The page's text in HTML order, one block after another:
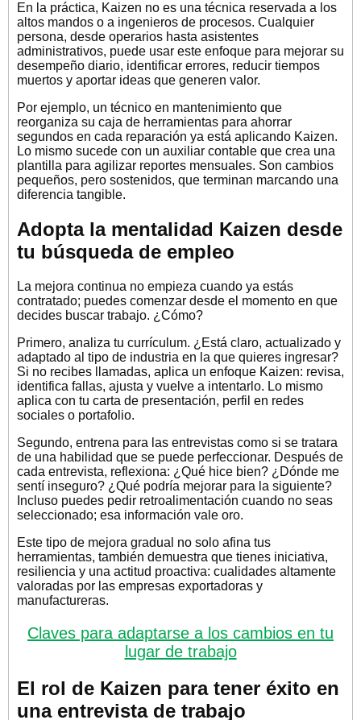
En la práctica, Kaizen no es una técnica reservada a los
altos mandos o a ingenieros de procesos. Cualquier
persona, desde operarios hasta asistentes
administrativos, puede usar este enfoque para mejorar su
desempeño diario, identificar errores, reducir tiempos
muertos y aportar ideas que generen valor.
Por ejemplo, un técnico en mantenimiento que
reorganiza su caja de herramientas para ahorrar
segundos en cada reparación ya está aplicando Kaizen.
Lo mismo sucede con un auxiliar contable que crea una
plantilla para agilizar reportes mensuales. Son cambios
pequeños, pero sostenidos, que terminan marcando una
diferencia tangible.
Adopta la mentalidad Kaizen desde
tu búsqueda de empleo
La mejora continua no empieza cuando ya estás
contratado; puedes comenzar desde el momento en que
decides buscar trabajo. ¿Cómo?
Primero, analiza tu currículum. ¿Está claro, actualizado y
adaptado al tipo de industria en la que quieres ingresar?
Si no recibes llamadas, aplica un enfoque Kaizen: revisa,
identifica fallas, ajusta y vuelve a intentarlo. Lo mismo
aplica con tu carta de presentación, perfil en redes
sociales o portafolio.
Segundo, entrena para las entrevistas como si se tratara
de una habilidad que se puede perfeccionar. Después de
cada entrevista, reflexiona: ¿Qué hice bien? ¿Dónde me
sentí inseguro? ¿Qué podría mejorar para la siguiente?
Incluso puedes pedir retroalimentación cuando no seas
seleccionado; esa información vale oro.
Este tipo de mejora gradual no solo afina tus
herramientas, también demuestra que tienes iniciativa,
resiliencia y una actitud proactiva: cualidades altamente
valoradas por las empresas exportadoras y
manufactureras.
Claves para adaptarse a los cambios en tu
lugar de trabajo
El rol de Kaizen para tener éxito en
una entrevista de trabajo